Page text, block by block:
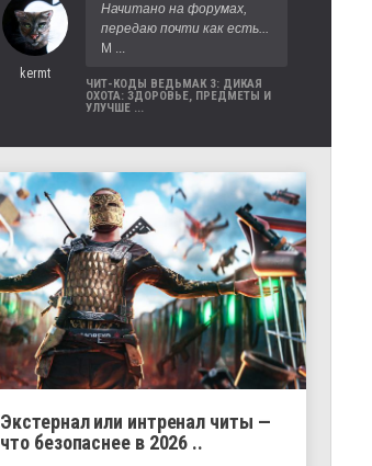
kermt
Начитано на форумах,
передаю почти как есть...
М ...
ЧИТ-КОДЫ ВЕДЬМАК 3: ДИКАЯ
ОХОТА: ЗДОРОВЬЕ, ПРЕДМЕТЫ И
УЛУЧШЕ ...
Экстернал или интренал читы —
что безопаснее в 2026 ..